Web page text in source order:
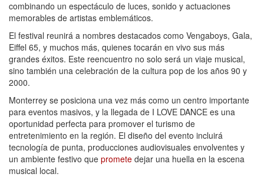
combinando un espectáculo de luces, sonido y actuaciones
memorables de artistas emblemáticos.
El festival reunirá a nombres destacados como Vengaboys, Gala,
Eiffel 65, y muchos más, quienes tocarán en vivo sus más
grandes éxitos. Este reencuentro no solo será un viaje musical,
sino también una celebración de la cultura pop de los años 90 y
2000.
Monterrey se posiciona una vez más como un centro importante
para eventos masivos, y la llegada de I LOVE DANCE es una
oportunidad perfecta para promover el turismo de
entretenimiento en la región. El diseño del evento incluirá
tecnología de punta, producciones audiovisuales envolventes y
un ambiente festivo que promete dejar una huella en la escena
musical local.